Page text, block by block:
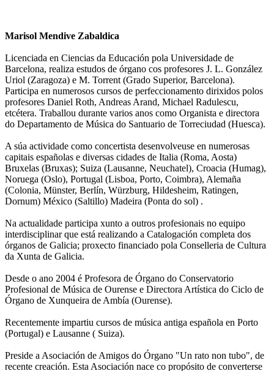
Marisol Mendive Zabaldica
Licenciada en Ciencias da Educación pola Universidade de
Barcelona, realiza estudos de órgano cos profesores J. L. González
Uriol (Zaragoza) e M. Torrent (Grado Superior, Barcelona).
Participa en numerosos cursos de perfeccionamento dirixidos polos
profesores Daniel Roth, Andreas Arand, Michael Radulescu,
etcétera. Traballou durante varios anos como Organista e directora
do Departamento de Música do Santuario de Torreciudad (Huesca).
A súa actividade como concertista desenvolveuse en numerosas
capitais españolas e diversas cidades de Italia (Roma, Aosta)
Bruxelas (Bruxas); Suiza (Lausanne, Neuchatel), Croacia (Humag),
Noruega (Oslo), Portugal (Lisboa, Porto, Coimbra), Alemaña
(Colonia, Münster, Berlín, Würzburg, Hildesheim, Ratingen,
Dornum) México (Saltillo) Madeira (Ponta do sol) .
Na actualidade participa xunto a outros profesionais no equipo
interdisciplinar que está realizando a Catalogación completa dos
órganos de Galicia; proxecto financiado pola Conselleria de Cultura
da Xunta de Galicia.
Desde o ano 2004 é Profesora de Órgano do Conservatorio
Profesional de Música de Ourense e Directora Artística do Ciclo de
Órgano de Xunqueira de Ambía (Ourense).
Recentemente impartiu cursos de música antiga española en Porto
(Portugal) e Lausanne ( Suiza).
Preside a Asociación de Amigos do Órgano "Un rato non tubo", de
recente creación. Esta Asociación nace co propósito de converterse